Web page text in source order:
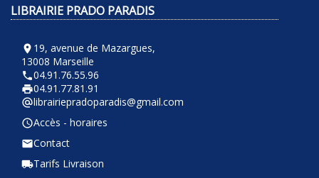
LIBRAIRIE PRADO PARADIS
room 19, avenue de Mazargues,
13008 Marseille
phone04.91.76.55.96
local_printshop04.91.77.81.91
alternate_emaillibrairiepradoparadis@gmail.com
query_builderAccès - horaires
emailContact
local_shippingTarifs Livraison